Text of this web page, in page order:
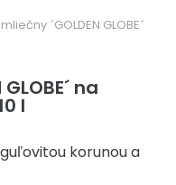
´GOLDEN GLOBE´
na
l
korunou a